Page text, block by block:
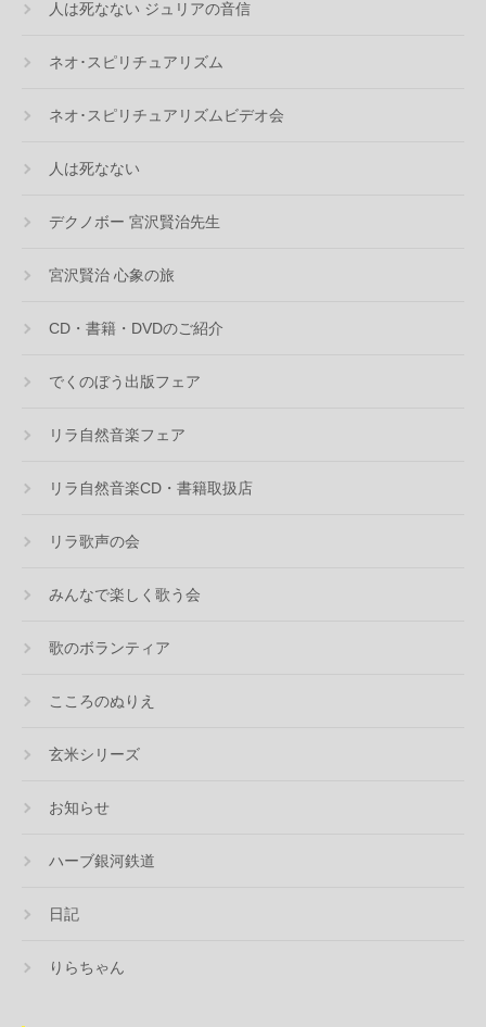
人は死なない ジュリアの音信
ネオ･スピリチュアリズム
ネオ･スピリチュアリズムビデオ会
人は死なない
デクノボー 宮沢賢治先生
宮沢賢治 心象の旅
CD・書籍・DVDのご紹介
でくのぼう出版フェア
リラ自然音楽フェア
リラ自然音楽CD・書籍取扱店
リラ歌声の会
みんなで楽しく歌う会
歌のボランティア
こころのぬりえ
玄米シリーズ
お知らせ
ハーブ銀河鉄道
日記
りらちゃん